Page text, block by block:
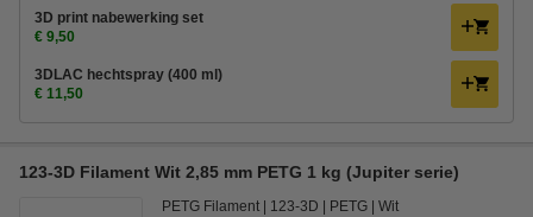
3D print nabewerking set
€ 9,50
3DLAC hechtspray (400 ml)
€ 11,50
123-3D Filament Wit 2,85 mm PETG 1 kg (Jupiter serie)
PETG Filament 123-3D PETG Wit